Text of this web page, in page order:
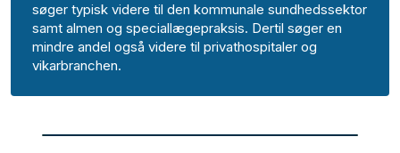
søger typisk videre til den kommunale sundhedssektor
samt almen og speciallægepraksis. Dertil søger en
mindre andel også videre til privathospitaler og
vikarbranchen.